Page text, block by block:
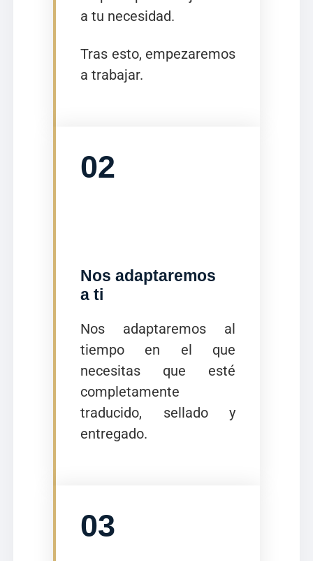
a tu necesidad.
Tras esto, empezaremos
a trabajar.
02
Nos adaptaremos
a ti
Nos adaptaremos al
tiempo en el que
necesitas que esté
completamente
traducido, sellado y
entregado.
03